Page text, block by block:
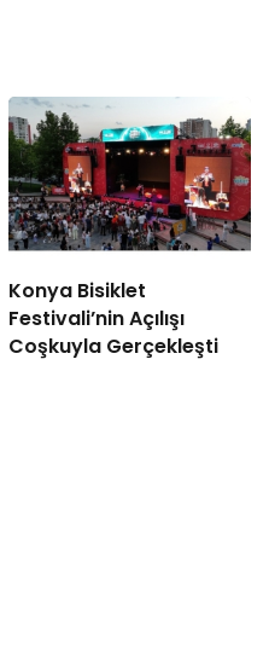
Konya Bisiklet
Festivali’nin Açılışı
Coşkuyla Gerçekleşti